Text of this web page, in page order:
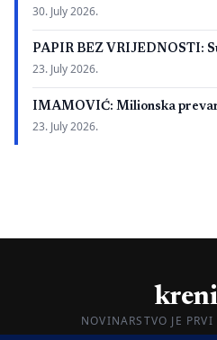
30. July 2026.
PAPIR BEZ VRIJEDNOSTI:
23. July 2026.
IMAMOVIĆ: Milionska
23. July 2026.
NOVINARSTVO JE